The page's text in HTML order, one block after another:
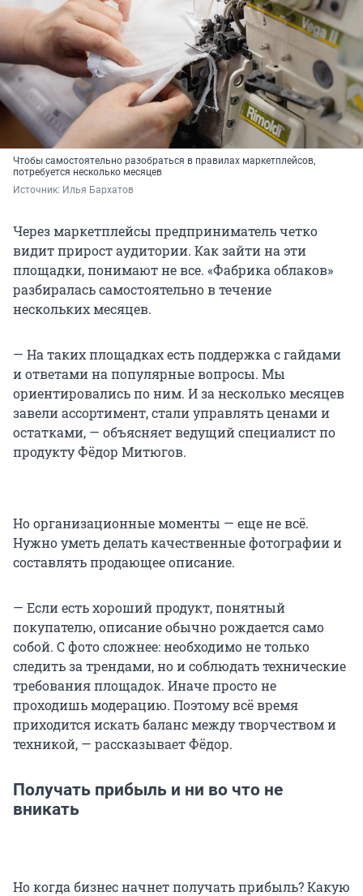
Чтобы самостоятельно разобраться в правилах маркетплейсов,
потребуется несколько месяцев
Источник: Илья Бархатов
Через маркетплейсы предприниматель четко
видит прирост аудитории. Как зайти на эти
площадки, понимают не все. «Фабрика облаков»
разбиралась самостоятельно в течение
нескольких месяцев.
— На таких площадках есть поддержка с гайдами
и ответами на популярные вопросы. Мы
ориентировались по ним. И за несколько месяцев
завели ассортимент, стали управлять ценами и
остатками, — объясняет ведущий специалист по
продукту Фёдор Митюгов.
Но организационные моменты — еще не всё.
Нужно уметь делать качественные фотографии и
составлять продающее описание.
— Если есть хороший продукт, понятный
покупателю, описание обычно рождается само
собой. С фото сложнее: необходимо не только
следить за трендами, но и соблюдать технические
требования площадок. Иначе просто не
проходишь модерацию. Поэтому всё время
приходится искать баланс между творчеством и
техникой, — рассказывает Фёдор.
Получать прибыль и ни во что не
вникать
Но когда бизнес начнет получать прибыль? Какую